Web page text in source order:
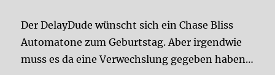
Der DelayDude wünscht sich ein Chase Bliss
Automatone zum Geburtstag. Aber irgendwie
muss es da eine Verwechslung gegeben haben…